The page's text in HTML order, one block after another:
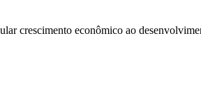
crescimento econômico ao